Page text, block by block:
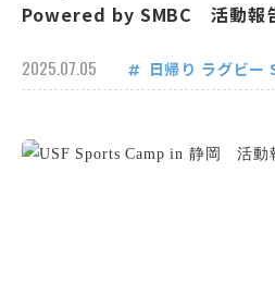
Powered by SMBC 活動報
2025.07.05 日帰り ラグビー